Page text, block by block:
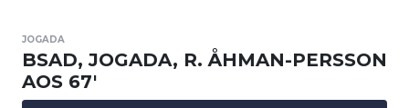
JOGADA
BSAD, JOGADA, R. ÅHMAN-PERSSON
AOS 67'